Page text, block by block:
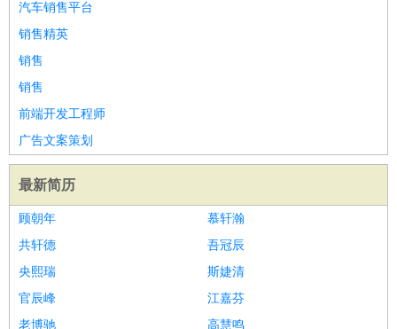
汽车销售平台
销售精英
销售
销售
前端开发工程师
广告文案策划
最新简历
顾朝年
慕轩瀚
共轩德
吾冠辰
央熙瑞
斯婕清
官辰峰
江嘉芬
老博驰
高慧鸣